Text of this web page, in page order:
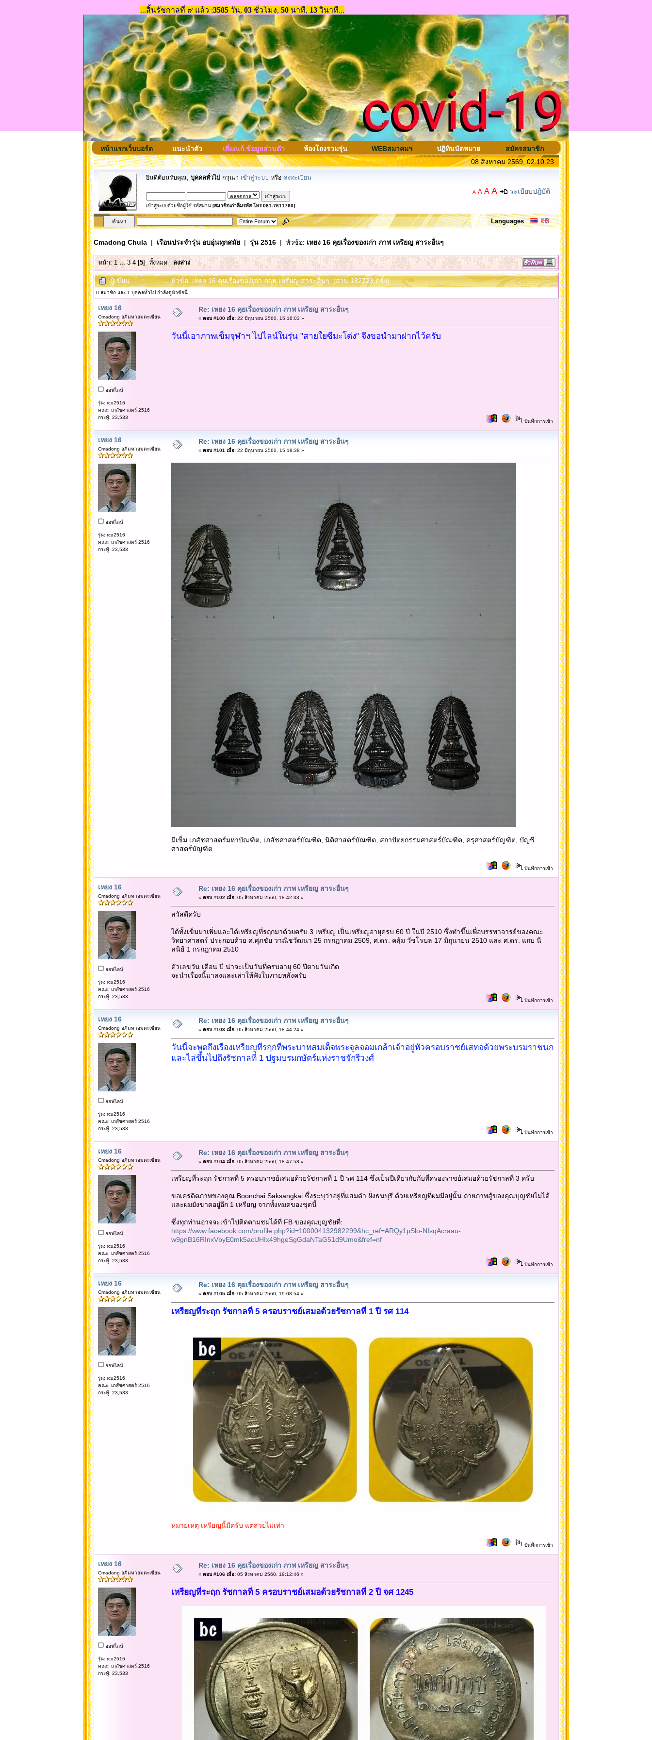
หน้าแรกเว็บบอร์ด แนะนำตัว เพิ่ม/แก้.ข้อมูลส่วนตัว ห้องโถงรวมรุ่น WEBสมาคมฯ ปฏิทินนัดหมาย
สมัครสมาชิก
08 สิงหาคม 2569, 02:10:23
ยินดีต้อนรับคุณ, บุคคลทั่วไป กรุณา เข้าสู่ระบบ หรือ ลงทะเบียน
เข้าสู่ระบบด้วยชื่อผู้ใช้ รหัสผ่าน [สมาชิกเก่าลืมรหัส โทร 081-7611760]
A A A A ระเบียบปฎิบัติ
Languages
Cmadong Chula| เรือนประจำรุ่น อบอุ่นทุกสมัย| รุ่น 2516| หัวข้อ: เหยง 16 คุยเรื่องของเก่า ภาพ เหรียญ สาระอื่นๆ
หน้า:1 ... 3 4[5] ทั้งหมด ลงล่าง
ผู้เขียน หัวข้อ: เหยง 16 คุยเรื่องของเก่า ภาพ เหรียญ สาระอื่นๆ (อ่าน 182723 ครั้ง)
0 สมาชิก และ 1 บุคคลทั่วไป กำลังดูหัวข้อนี้
เหยง 16
Cmadong อภิมหาอมตะเซียน
ออฟไลน์
รุ่น: rcu2516
คณะ: เภสัชศาสตร์ 2516
กระทู้: 23,533
Re: เหยง 16 คุยเรื่องของเก่า ภาพ เหรียญ สาระอื่นๆ
« ตอบ #100 เมื่อ:22 มิถุนายน 2560, 15:16:03 »
วันนี้เอาภาพเข็มจุฬาฯ ไปไลน์ในรุ่น "สายใยซีมะโด่ง" จึงขอนำมาฝากไว้ครับ
บันทึกการเข้า
เหยง 16
Cmadong อภิมหาอมตะเซียน
ออฟไลน์
รุ่น: rcu2516
คณะ: เภสัชศาสตร์ 2516
กระทู้: 23,533
Re: เหยง 16 คุยเรื่องของเก่า ภาพ เหรียญ สาระอื่นๆ
« ตอบ #101 เมื่อ:22 มิถุนายน 2560, 15:18:38 »
มีเข็ม เภสัชศาสตร์มหาบัณฑิต, เภสัชศาสตร์บัณฑิต, นิติศาสตร์บัณฑิต, สถาปัตยกรรมศาสตร์บัณฑิต, ครุศาสตร์บัญฑิต, บัญชี
ศาสตร์บัญฑิต
บันทึกการเข้า
เหยง 16
Cmadong อภิมหาอมตะเซียน
ออฟไลน์
รุ่น: rcu2516
คณะ: เภสัชศาสตร์ 2516
กระทู้: 23,533
Re: เหยง 16 คุยเรื่องของเก่า ภาพ เหรียญ สาระอื่นๆ
« ตอบ #102 เมื่อ:05 สิงหาคม 2560, 18:42:33 »
สวัสดีครับ
ได้ทั้งเข็มมาเพิ่มและได้เหรียญที่รฤกมาด้วยครับ 3 เหรียญ เป็นเหรียญอายุครบ 60 ปี ในปี 2510 ซึ่งทำขึ้นเพื่อบรรพาจารย์ของคณะ
วิทยาศาสตร์ ประกอบด้วย ศ.ศุภชัย วาณิชวัฒนา 25 กรกฎาคม 2509, ศ.ดร. คลุ้ม วัชโรบล 17 มิถุนายน 2510 และ ศ.ดร. แถบ นี
ลนิธิ 1 กรกฎาคม 2510
ตัวเลขวัน เดือน ปี น่าจะเป็นวันที่ครบอายุ 60 ปีตามวันเกิด
จะนำเรื่องนี้มาลงและเล่าให้ฟังในภายหลังครับ
บันทึกการเข้า
เหยง 16
Cmadong อภิมหาอมตะเซียน
ออฟไลน์
รุ่น: rcu2516
คณะ: เภสัชศาสตร์ 2516
กระทู้: 23,533
Re: เหยง 16 คุยเรื่องของเก่า ภาพ เหรียญ สาระอื่นๆ
« ตอบ #103 เมื่อ:05 สิงหาคม 2560, 18:44:24 »
วันนี้จะพูดถึงเรื่องเหรียญที่รฤกที่พระบาทสมเด็จพระจุลจอมเกล้าเจ้าอยู่หัวครอบราชย์เสทอด้วยพระบรมราชนก
และไล่ขึ้นไปถึงรัชกาลที่ 1 ปฐมบรมกษัตร์แห่งราชจักรีวงศ์
บันทึกการเข้า
เหยง 16
Cmadong อภิมหาอมตะเซียน
ออฟไลน์
รุ่น: rcu2516
คณะ: เภสัชศาสตร์ 2516
กระทู้: 23,533
Re: เหยง 16 คุยเรื่องของเก่า ภาพ เหรียญ สาระอื่นๆ
« ตอบ #104 เมื่อ:05 สิงหาคม 2560, 18:47:58 »
เหรียญที่ระฤก รัชกาลที่ 5 ครอบราชย์เสมอด้วยรัชกาลที่ 1 ปี รศ 114 ซึ่งเป็นปีเดียวกับกับที่ครองราชย์เสมอด้วยรัชกาลที่ 3 ครับ
ขอเครดิตภาพของคุณ Boonchai Saksangkai ซึ่งระบุว่าอยู่ที่แสมดำ ฝั่งธนบุรี ด้วยเหรียญที่ผมมีอยู่นั้น ถ่ายภาพสู้ของคุณบุญชัยไม่ได้
และผมยังขาดอยู่อีก 1 เหรียญ จากทั้งหมดของชุดนี้
ซึ่งทุกท่านอาจจะเข้าไปติดตามชมได้ที่ FB ของคุณบุญชัยที่:
https://www.facebook.com/profile.php?id=100004132982299&hc_ref=ARQy1pSlo-NIsqAcraau-
w9gnB16RInxVbyE0mk5acUHIx49hgeSgGdaNTaG51d9Umo&fref=nf
บันทึกการเข้า
เหยง 16
Cmadong อภิมหาอมตะเซียน
ออฟไลน์
รุ่น: rcu2516
คณะ: เภสัชศาสตร์ 2516
กระทู้: 23,533
Re: เหยง 16 คุยเรื่องของเก่า ภาพ เหรียญ สาระอื่นๆ
« ตอบ #105 เมื่อ:05 สิงหาคม 2560, 19:08:54 »
เหรียญที่ระฤก รัชกาลที่ 5 ครอบราชย์เสมอด้วยรัชกาลที่ 1 ปี รศ 114
หมายเหตุ เหรียญนี้มีครับ แต่สวยไม่เท่า
บันทึกการเข้า
เหยง 16
Cmadong อภิมหาอมตะเซียน
ออฟไลน์
รุ่น: rcu2516
คณะ: เภสัชศาสตร์ 2516
กระทู้: 23,533
Re: เหยง 16 คุยเรื่องของเก่า ภาพ เหรียญ สาระอื่นๆ
« ตอบ #106 เมื่อ:05 สิงหาคม 2560, 19:12:46 »
เหรียญที่ระฤก รัชกาลที่ 5 ครอบราชย์เสมอด้วยรัชกาลที่ 2 ปี จศ 1245